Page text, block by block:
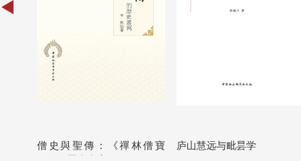
僧史與聖傳：《禪林僧寶
庐山慧远与毗昙学